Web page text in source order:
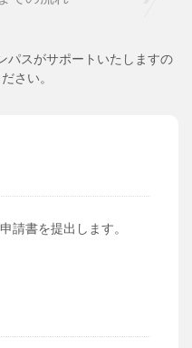
パスがサポートいたしますの
さい。
請書を提出します。